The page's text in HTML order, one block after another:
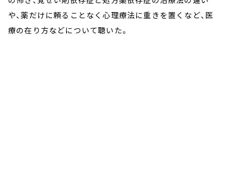
や、薬だけに頼ることなく心理療法に重きを置くなど、医
療の在り方などについて聴いた。